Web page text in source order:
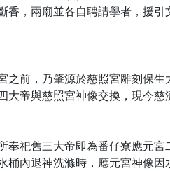
，兩廟並各自聘請學者，援
前，乃肇源於慈照宮雕刻保
帝與慈照宮神像交換，現今慈
祀舊三大帝即為番仔寮應元
內退神洗滌時，應元宮神像